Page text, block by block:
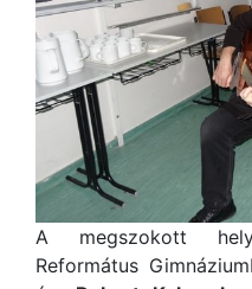
A megszokott
Református